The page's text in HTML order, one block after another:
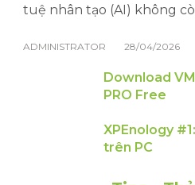
tuệ nhân tạo (AI) không
ADMINISTRATOR 28/04/2026
Download
PRO Free
XPEnology
trên PC